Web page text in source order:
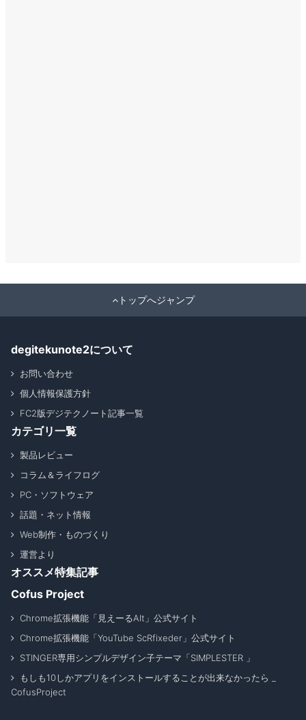
トップへジャンプ
degitekunote2について
お問い合わせ
個人情報保護方針
FC2版デジテクノート記事一覧
カテゴリ一覧
製品レビュー
コラム＆ライフログ
PC・ソフトウェア
話題・ネット情報
Web制作・ものづくり
運営より
オススメ特集記事
Cofus Project
Chrome拡張機能「見えーるAlt」公式サイト
Chrome拡張機能「YouTube ScRfixeder」公式サイト
STINGER専用シンプルデザイン子テーマ「SIMPLESTER 」
もしも10しかアプリをインストールすることが出来なかったら _
CofusProject